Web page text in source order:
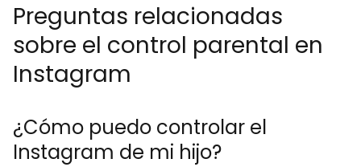
Preguntas relacionadas
sobre el control parental en
Instagram
¿Cómo puedo controlar el
Instagram de mi hijo?